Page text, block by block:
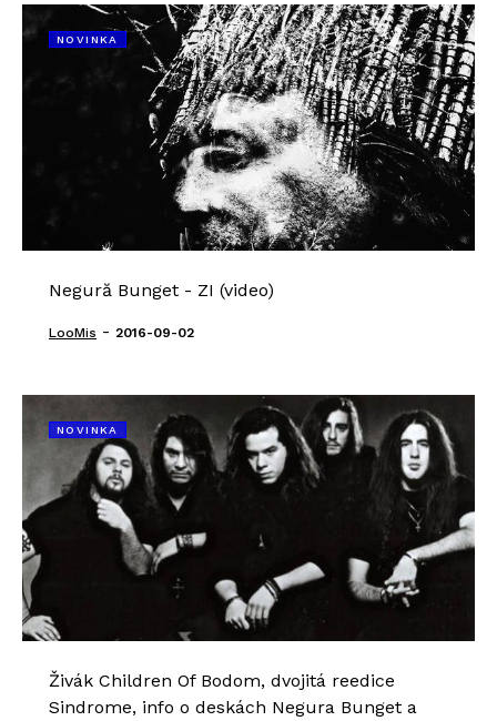
NOVINKA
Negură Bunget - ZI (video)
LooMis - 2016-09-02
NOVINKA
Živák Children Of Bodom, dvojitá reedice
Sindrome, info o deskách Negura Bunget a